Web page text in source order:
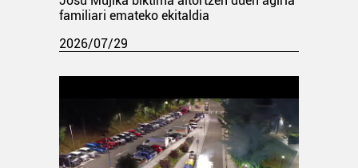
familiari emateko ekitaldia
2026/07/29